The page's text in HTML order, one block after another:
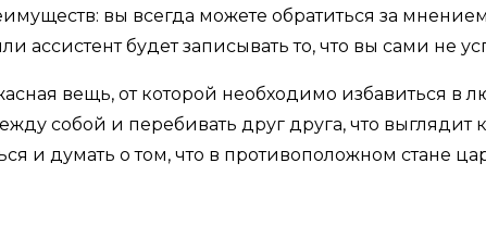
вы всегда можете обратиться за
ассистент будет записывать то, что вы сами не
вещь, от которой необходимо избавиться в
собой и перебивать друг друга, что выглядит
и думать о том, что в противоположном стане